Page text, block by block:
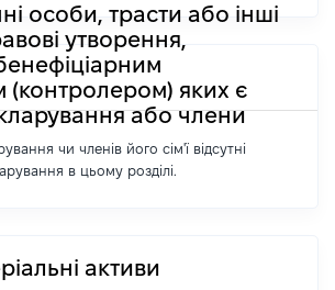
особи, трасти або інші
утворення,
(контролером) яких є
або члени
чи членів його сім'ї відсутні
в цьому розділі.
активи